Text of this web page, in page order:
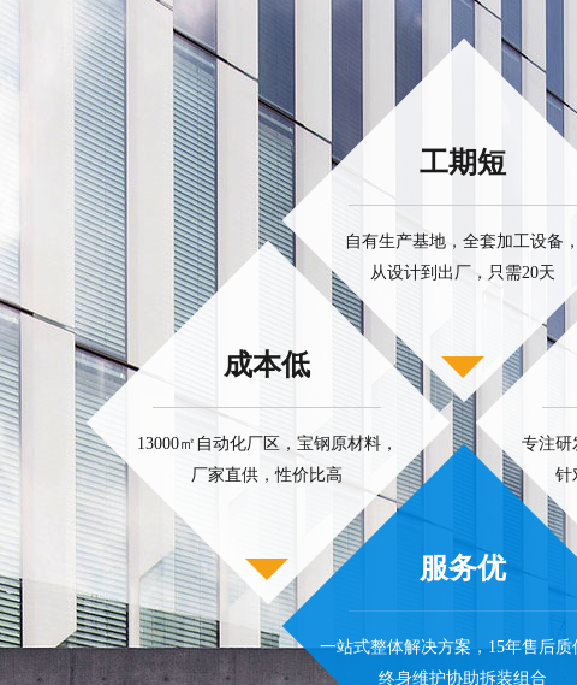
工期短
自有生产基地，全套加工设备，
从设计到出厂，只需20天
成本低
13000㎡自动化厂区，宝钢原材料，
厂家直供，性价比高
专注研
针
服务优
一站式整体解决方案，15年售后质
终身维护协助拆装组合